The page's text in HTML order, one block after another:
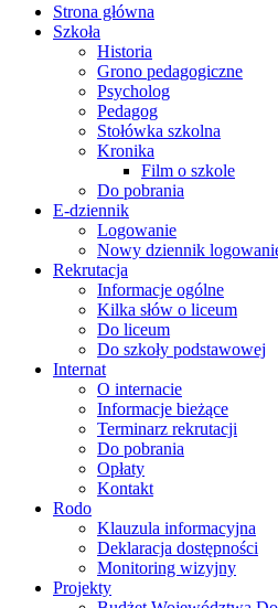
Strona główna
Szkoła
Historia
Grono pedagogiczne
Psycholog
Pedagog
Stołówka szkolna
Kronika
Film o szkole
Do pobrania
E-dziennik
Logowanie
Nowy dziennik
Rekrutacja
Informacje ogólne
Kilka słów o liceum
Do liceum
Do szkoły podstawowej
Internat
O internacie
Informacje bieżące
Terminarz rekrutacji
Do pobrania
Opłaty
Kontakt
Rodo
Klauzula informacyjna
Deklaracja dostępności
Monitoring wizyjny
Projekty